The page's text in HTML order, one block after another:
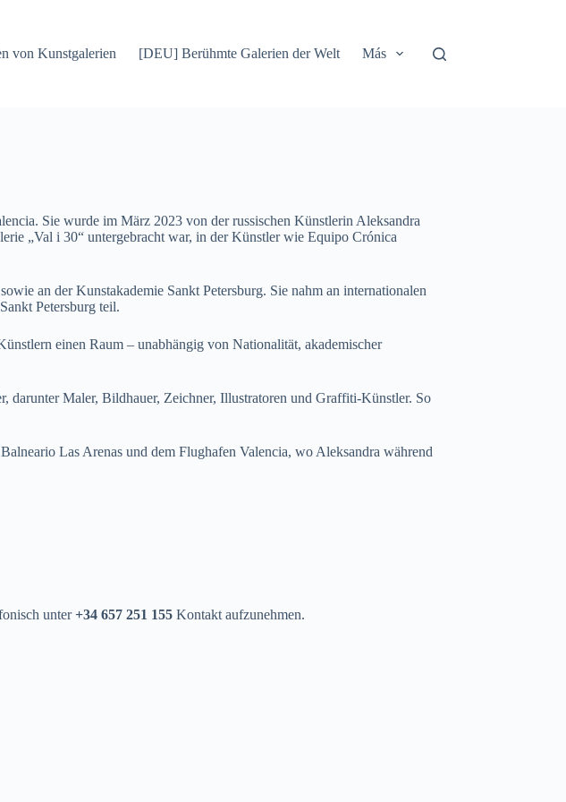
von Kunstgalerien [DEU] Berühmte Galerien der Welt Más
Sie wurde im März 2023 von der russischen Künstlerin Aleksandra
„Val i 30“ untergebracht war, in der Künstler wie Equipo Crónica
an der Kunstakademie Sankt Petersburg. Sie nahm an internationalen
Petersburg teil.
einen Raum – unabhängig von Nationalität, akademischer
darunter Maler, Bildhauer, Zeichner, Illustratoren und Graffiti-Künstler. So
Las Arenas und dem Flughafen Valencia, wo Aleksandra während
unter+34 657 251 155 Kontakt aufzunehmen.